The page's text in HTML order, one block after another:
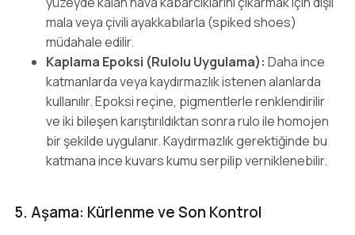
mala veya çivili ayakkabılarla (spiked shoes)
müdahale edilir.
Kaplama Epoksi (Rulolu Uygulama): Daha ince
katmanlarda veya kaydırmazlık istenen alanlarda
kullanılır. Epoksi reçine, pigmentlerle renklendirilir
ve iki bileşen karıştırıldıktan sonra rulo ile homojen
bir şekilde uygulanır. Kaydırmazlık gerektiğinde bu
katmana ince kuvars kumu serpilip verniklenebilir.
5. Aşama: Kürlenme ve Son Kontrol